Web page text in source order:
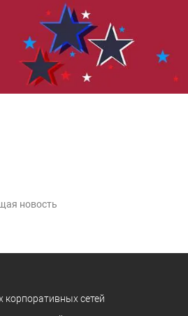
новость
корпоративных сетей